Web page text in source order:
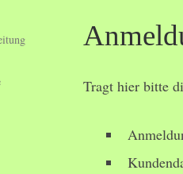
Tragt hier bitte